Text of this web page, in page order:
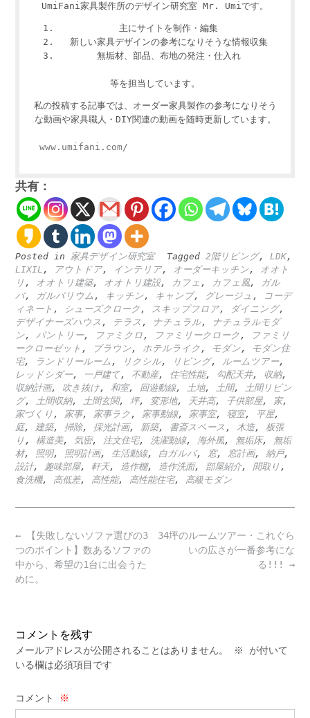
UmiFani家具製作所のデザイン研究室 Mr. Umiです。
主にサイトを制作・編集
新しい家具デザインの参考になりそうな情報収集
無垢材、部品、布地の発注・仕入れ
等を担当しています。
私の投稿する記事では、オーダー家具製作の参考になりそう
な動画や家具職人・DIY関連の動画を随時更新しています。
www.umifani.com/
共有：
Posted in 家具デザイン研究室 Tagged 2階リビング, LDK,
LIXIL , アウトドア, インテリア, オーダーキッチン,
オオト
リ , オオトリ建築, オオトリ建設, カフェ , カフェ風,
ガル
バ, ガルバリウム , キッチン, キャンプ, グレージュ ,
コーデ
ィネート , シューズクローク , スキップフロア, ダイニング,
デザイナーズハウス , テラス , ナチュラル,
ナチュラルモダ
ン, パントリー, ファミクロ , ファミリークローク ,
ファミリ
ークローゼット , ブラウン, ホテルライク , モダン,
モダン住
宅, ランドリールーム , リクシル, リビング, ルームツアー,
レッドシダー, 一戸建て, 不動産, 住宅性能, 勾配天井, 収納,
収納計画, 吹き抜け, 和室, 回遊動線, 土地, 土間,
土間リビン
グ, 土間収納, 土間玄関, 坪, 変形地, 天井高, 子供部屋, 家,
家づくり , 家事, 家事ラク , 家事動線, 家事室, 寝室, 平屋,
庭, 建築, 掃除, 採光計画, 新築, 書斎スペース , 木造, 板張
り , 構造美, 気密, 注文住宅, 洗濯動線, 海外風, 無垢床,
無垢
材, 照明, 照明計画, 生活動線, 白ガルバ, 窓, 窓計画, 納戸,
設計, 趣味部屋, 軒天, 造作棚, 造作洗面, 部屋紹介, 間取り ,
食洗機, 高低差, 高性能, 高性能住宅, 高級モダン
Post
navigation
34坪のルームツアー・これぐら
いの広さが一番参考にな
る!!! →
← 【失敗しないソファ選びの3
つのポイント】数あるソファの
中から、希望の1台に出会うた
めに。
コメントを残す
メールアドレスが公開されることはありません。 ※
が付いて
いる欄は必須項目です
コメント ※